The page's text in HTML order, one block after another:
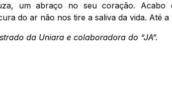
um abraço no seu coração.
do ar não nos tire a saliva da vida. Até a
da Uniara e colaboradora do “JA”.